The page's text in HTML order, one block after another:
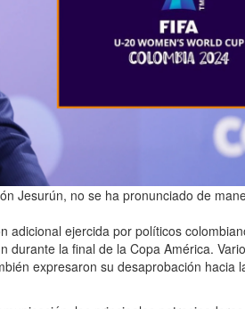
Jesurún, no se ha pronunciado de
adicional ejercida por políticos
durante la final de la Copa América.
expresaron su desaprobación hacia